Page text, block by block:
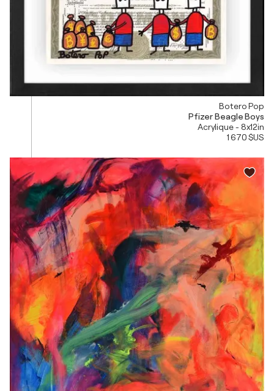
Botero Pop
Pfizer Beagle Boys
Acrylique - 8x12in
1 670 $US